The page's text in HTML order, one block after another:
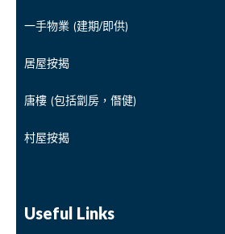
一手物業 (建期/即供)
居屋按揭
唐樓 (包括劏房，僭健)
村屋按揭
Useful Links